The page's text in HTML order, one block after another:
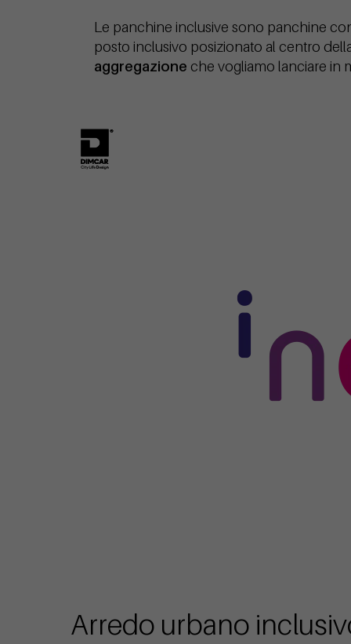
Le panchine inclusive sono panchine
posto inclusivo posizionato al centro
aggregazione che vogliamo lanciare in
Arredo urbano